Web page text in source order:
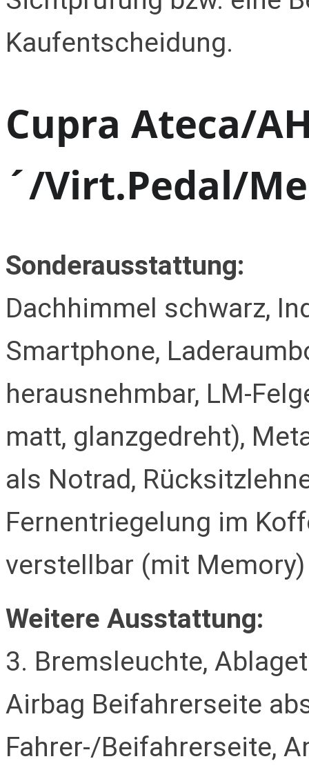
Kaufentscheidung.
Cupra Ateca/
´/Virt.Pedal/
Sonderausstattung:
Dachhimmel schwarz,
Smartphone,
herausnehmbar, LM-
matt, glanzgedreht),
als Notrad,
Fernentriegelung im
verstellbar (mit Memory)
Weitere Ausstattung:
3. Bremsleuchte,
Airbag Beifahrerseite
Fahrer-/Beifahrerseite,